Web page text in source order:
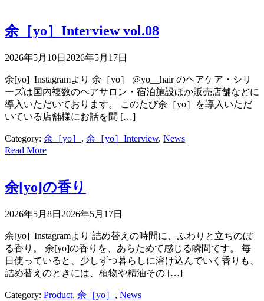
余［yo］Interview vol.08
2026年5月10日 2026年5月17日
余[yo] Instagramより 余［yo］ @yo__hair のヘアケア・シリ
ーズは国内複数のヘアサロン・宿泊施設ほか販売店舗などに
導入いただいております。 このたび余［yo］を導入いただ
いている店舗様にお話を聞 […]
Category: 余［yo］ , 余［yo］Interview, News
Read More
余[yo]の香り
2026年5月8日 2026年5月17日
余[yo] Instagramより 詰め替えの時間に、ふわりと立ちのぼ
る香り。 余[yo]の香りを、あらためて感じる瞬間です。 毎
日使っていると、少しずつ暮らしに溶け込んでいく香りも、
詰め替えのときには、植物や精油その […]
Category: Product, 余［yo］ , News